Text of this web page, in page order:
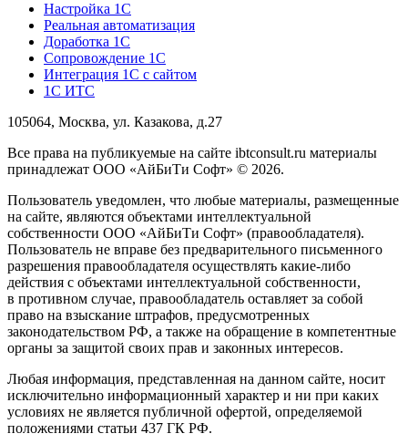
Настройка 1С
Реальная автоматизация
Доработка 1С
Сопровождение 1С
Интеграция 1С с сайтом
1С ИТС
105064, Москва, ул. Казакова, д.27
Все права на публикуемые на сайте ibtconsult.ru материалы
принадлежат ООО «АйБиТи Софт» © 2026.
Пользователь уведомлен, что любые материалы, размещенные
на сайте, являются объектами интеллектуальной
собственности ООО «АйБиТи Софт» (правообладателя).
Пользователь не вправе без предварительного письменного
разрешения правообладателя осуществлять какие-либо
действия с объектами интеллектуальной собственности,
в противном случае, правообладатель оставляет за собой
право на взыскание штрафов, предусмотренных
законодательством РФ, а также на обращение в компетентные
органы за защитой своих прав и законных интересов.
Любая информация, представленная на данном сайте, носит
исключительно информационный характер и ни при каких
условиях не является публичной офертой, определяемой
положениями статьи 437 ГК РФ.